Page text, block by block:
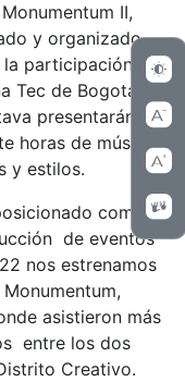
II,
y organizado
participación de
Tec de Bogotá.
presentarán
horas de música
y estilos.
como
de eventos
nos estrenamos
asistieron más
entre los dos
Creativo.